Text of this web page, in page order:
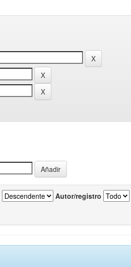
Autor/registro